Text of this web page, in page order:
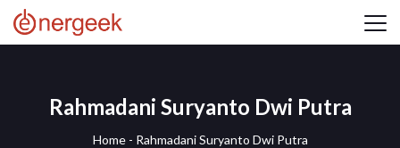
Rahmadani Suryanto Dwi Putra
Home- Rahmadani Suryanto Dwi Putra